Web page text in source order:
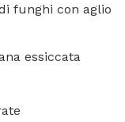
funghi con aglio
essiccata